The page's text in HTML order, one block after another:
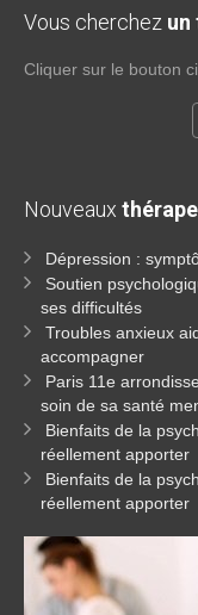
Vous cherchez un
Cliquer sur le bouton
Nouveaux
Dépression :
Soutien
ses difficultés
Troubles anxieux
accompagner
Paris 11e
soin de sa santé
Bienfaits de la
réellement apporter
Bienfaits de la
réellement apporter